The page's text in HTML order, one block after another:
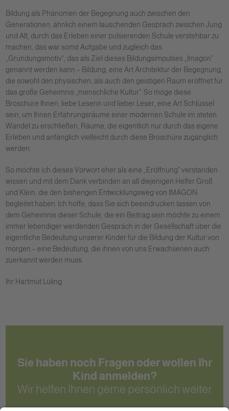
Bildung als Phänomen der Begegnung auch zwischen den
Generationen, ähnlich einem lauschenden Gespräch zwischen Jung
und Alt, durch das Erleben einer pulsierenden Schule verstehbar zu
machen, das war somit Aufgabe und zugleich das
„Gründungsmotiv", das als Ziel dieses Bildungsimpulses „Imagon"
genannt werden kann – Bildung, eine Art Architektur der Begegnung,
die sowohl den physischen, als auch den geistigen Raum eröffnet für
das große Geheimnis „menschliche Kultur". So möge diese
Broschüre Ihnen, liebe Leserin und lieber Leser, eine Art Schlüssel
sein, um Ihnen Erfahrungsräume einer modernen Schule im steten
Wandel zu erschließen, Räume, die eigentlich nur durch das eigene
Erleben und anfänglich vielleicht durch diese Broschüre zugänglich
werden.
So möchte ich dieses Vorwort eher als eine „Eröffnung" verstanden
wissen und mit dem Dank verbinden an all diejenigen Helfer Groß
und Klein, die den bisherigen Entwicklungsweg von IMAGON
begleitet haben. Ich hoffe, dass Sie sich beeindrucken lassen von
dem Geheimnis dieser Schule, die ein Beitrag sein möchte zu einem
immer lebendiger werdenden Gespräch in der Gesellschaft über die
eigentliche Bedeutung unserer Kinder für die Bildung der Kultur von
morgen – eine Bedeutung, die ihnen von uns Erwachsenen auch
zuerkannt werden muss.
Ihr Hartmut Lüling
Sie haben noch Fragen oder wollen Ihr
Kind anmelden?
Wir helfen Ihnen gerne persönlich weiter